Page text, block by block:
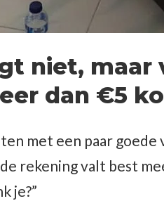
niet,
dan €5
met een paar
rekening valt best
je?”